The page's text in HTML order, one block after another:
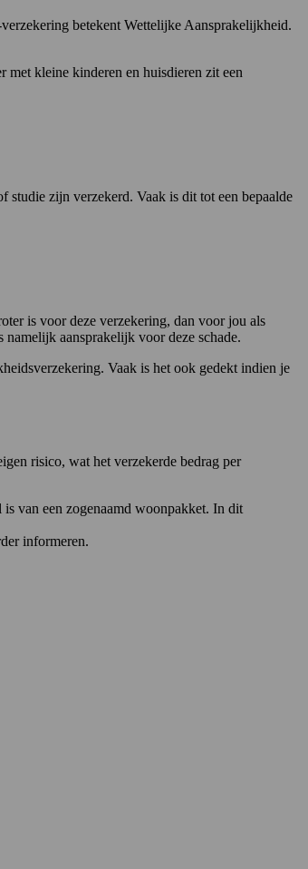
betekent Wettelijke Aansprakelijkheid.
kleine kinderen en huisdieren zit een
zijn verzekerd. Vaak is dit tot een bepaalde
is voor deze verzekering, dan voor jou als
aansprakelijk voor deze schade.
Vaak is het ook gedekt indien je
risico, wat het verzekerde bedrag per
van een zogenaamd woonpakket. In dit
informeren.